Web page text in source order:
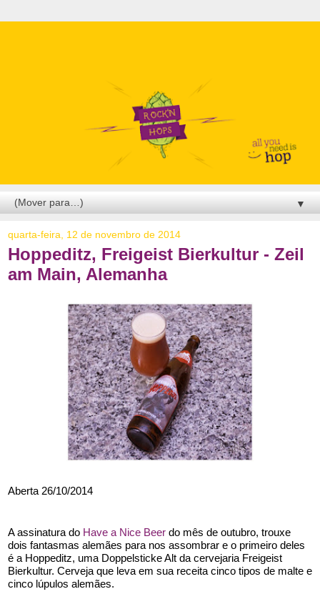
▼
quarta-feira, 12 de novembro de 2014
Hoppeditz, Freigeist Bierkultur - Zeil
am Main, Alemanha
Aberta 26/10/2014
A assinatura do Have a Nice Beer do mês de outubro, trouxe
dois fantasmas alemães para nos assombrar e o primeiro deles
é a Hoppeditz, uma Doppelsticke Alt da cervejaria Freigeist
Bierkultur. Cerveja que leva em sua receita cinco tipos de malte e
cinco lúpulos alemães.